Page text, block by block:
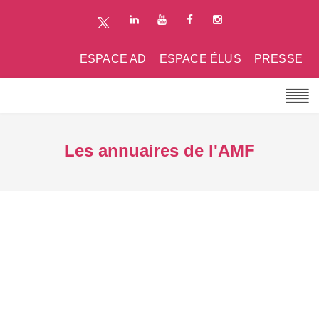
PRESSE
ESPACE ÉLUS
ESPACE AD
Les annuaires de l'AMF